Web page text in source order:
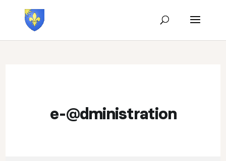
e-@dministration